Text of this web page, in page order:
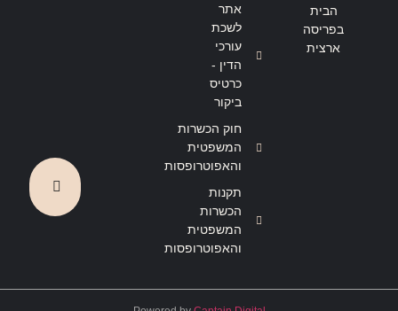
הבית
בפריסה
ארצית
אתר
לשכת
עורכי
הדין -
כרטיס
ביקור
חוק הכשרות
המשפטית
והאפוטרופסות
תקנות
הכשרות
המשפטית
והאפוטרופסות